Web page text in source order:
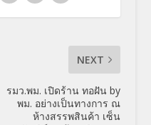
NEXT
รมว.พม. เปิดร้าน ทอฝัน by
พม. อย่างเป็นทางการ ณ
ห้างสรรพสินค้า เซ็น